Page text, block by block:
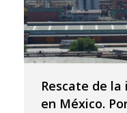
Rescate de
en México.